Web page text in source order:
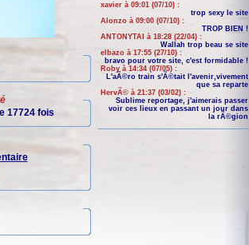
17724 fois
xavier à 09:01 (07/10) :
trop sexy le site
Alonzo à 09:00 (07/10) :
TROP BIEN !
ANTONYTAI à 18:28 (22/04) :
Wallah trop beau se site
elbazo à 17:55 (27/10) :
bravo pour votre site, c'est formidable !
Roby à 14:34 (07/05) :
L'aÃ©ro train s'Ã©tait l'avenir,vivement
que sa reparte
HervÃ© à 21:37 (03/02) :
Sublime reportage, j'aimerais passer
voir ces lieux en passant un jour dans
la rÃ©gion